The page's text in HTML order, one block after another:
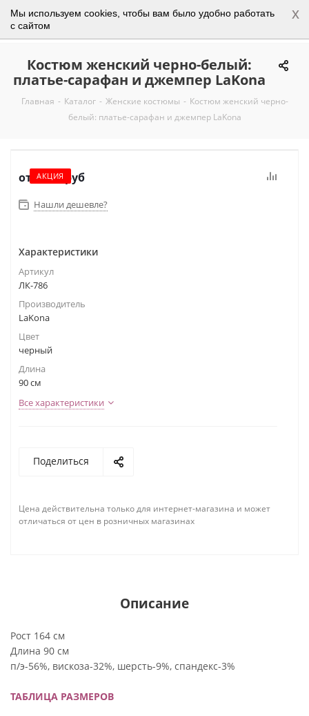
Мы используем cookies, чтобы вам было удобно работать
с сайтом
x
0
Костюм женский черно-белый:
платье-сарафан и джемпер LaKona
Главная - Каталог - Женские костюмы - Костюм женский черно-
белый: платье-сарафан и джемпер LaKona
АКЦИЯ
от 3 250 руб
Нашли дешевле?
Характеристики
Артикул
ЛК-786
Производитель
LaKona
Цвет
черный
Длина
90 см
Все характеристики
Поделиться
Цена действительна только для интернет-магазина и может
отличаться от цен в розничных магазинах
Описание
Рост 164 см
Длина 90 см
п/э-56%, вискоза-32%, шерсть-9%, спандекс-3%
ТАБЛИЦА РАЗМЕРОВ